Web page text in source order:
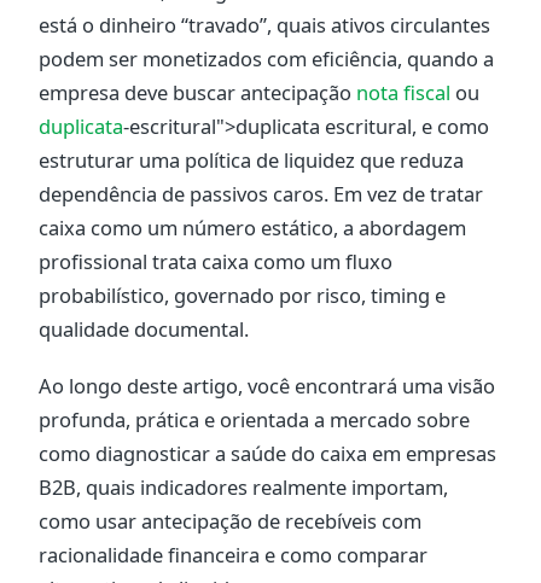
está o dinheiro “travado”, quais ativos circulantes
podem ser monetizados com eficiência, quando a
empresa deve buscar antecipação nota fiscal ou
duplicata-escritural">duplicata escritural, e como
estruturar uma política de liquidez que reduza
dependência de passivos caros. Em vez de tratar
caixa como um número estático, a abordagem
profissional trata caixa como um fluxo
probabilístico, governado por risco, timing e
qualidade documental.
Ao longo deste artigo, você encontrará uma visão
profunda, prática e orientada a mercado sobre
como diagnosticar a saúde do caixa em empresas
B2B, quais indicadores realmente importam,
como usar antecipação de recebíveis com
racionalidade financeira e como comparar